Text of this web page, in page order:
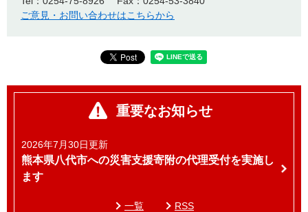
ご意見・お問い合わせはこちらから
重要なお知らせ
2026年7月30日更新
熊本県八代市への災害支援寄附の代理受付を実施し
ます
一覧 RSS